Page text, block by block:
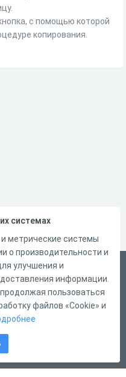
с помощью которой
копирования.
системах
метрические системы
о производительности и
улучшения и
информации.
пользоваться
файлов «Cookie» и